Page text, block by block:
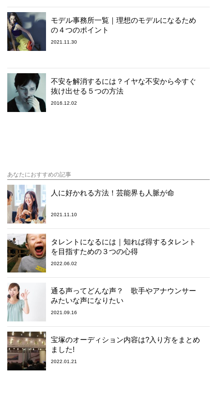
モデル事務所一覧｜理想のモデルになるため
の４つのポイント
2021.11.30
不安を解消するには？イヤな不安から今すぐ
抜け出せる５つの方法
2016.12.02
あなたにおすすめの記事
人に好かれる方法！芸能界も人脈が命
2021.11.10
タレントになるには｜知れば得するタレント
を目指すための３つの心得
2022.06.02
通る声ってどんな声？ 歌手やアナウンサー
みたいな声になりたい
2021.09.16
宝塚のオーディション内容は?入り方をまとめ
ました!
2022.01.21